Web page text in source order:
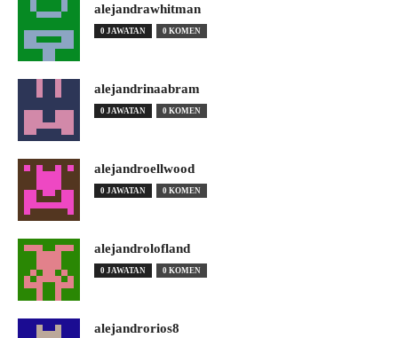
alejandrawhitman
0 JAWATAN 0 KOMEN
alejandrinaabram
0 JAWATAN 0 KOMEN
alejandroellwood
0 JAWATAN 0 KOMEN
alejandrolofland
0 JAWATAN 0 KOMEN
alejandrorios8